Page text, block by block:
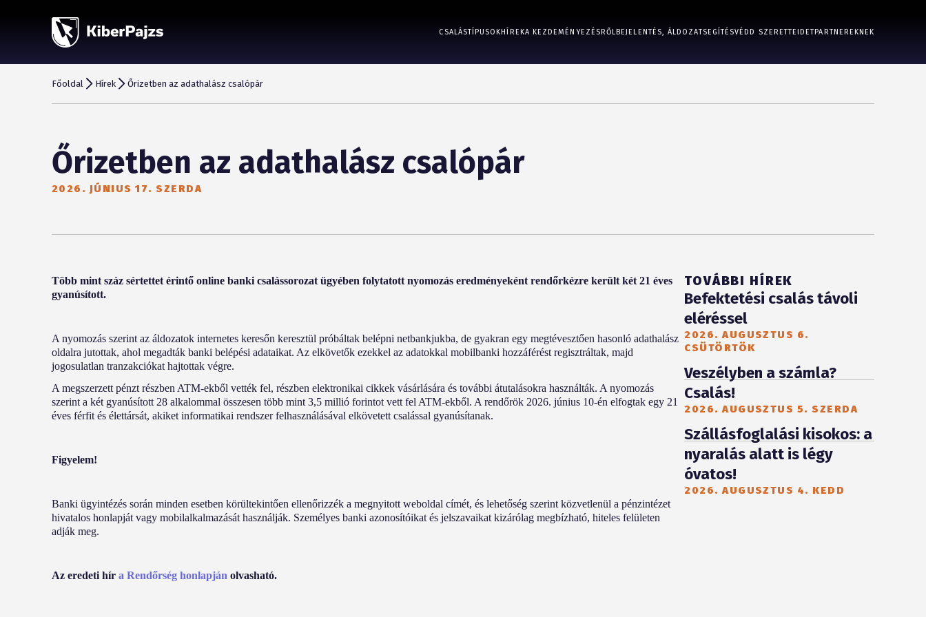
CSALÁSTÍPUSOK HÍREKA KEZDEMÉNYEZÉSRŐL BEJELENTÉS, ÁLDOZATSEGÍTÉSVÉDD SZERETTEIDET PARTNEREKNEK
Főoldal Hírek Őrizetben az adathalász csalópár
Őrizetben az adathalász csalópár
2026. JÚNIUS 17. SZERDA
Több mint száz sértettet érintő online banki csalássorozat ügyében folytatott nyomozás eredményeként rendőrkézre került két 21 éves
gyanúsított.
A nyomozás szerint az áldozatok internetes keresőn keresztül próbáltak belépni netbankjukba, de gyakran egy megtévesztően hasonló adathalász
oldalra jutottak, ahol megadták banki belépési adataikat. Az elkövetők ezekkel az adatokkal mobilbanki hozzáférést regisztráltak, majd
jogosulatlan tranzakciókat hajtottak végre.
A megszerzett pénzt részben ATM-ekből vették fel, részben elektronikai cikkek vásárlására és további átutalásokra használták. A nyomozás
szerint a két gyanúsított 28 alkalommal összesen több mint 3,5 millió forintot vett fel ATM-ekből. A rendőrök 2026. június 10-én elfogtak egy 21
éves férfit és élettársát, akiket informatikai rendszer felhasználásával elkövetett csalással gyanúsítanak.
Figyelem!
Banki ügyintézés során minden esetben körültekintően ellenőrizzék a megnyitott weboldal címét, és lehetőség szerint közvetlenül a pénzintézet
hivatalos honlapját vagy mobilalkalmazását használják. Személyes banki azonosítóikat és jelszavaikat kizárólag megbízható, hiteles felületen
adják meg.
Az eredeti hír a Rendőrség honlapján olvasható.
TOVÁBBI HÍREK
Befektetési csalás távoli
eléréssel
2026. AUGUSZTUS 6.
CSÜTÖRTÖK
Veszélyben a számla?
Csalás!
2026. AUGUSZTUS 5. SZERDA
Szállásfoglalási kisokos: a
nyaralás alatt is légy
óvatos!
2026. AUGUSZTUS 4. KEDD